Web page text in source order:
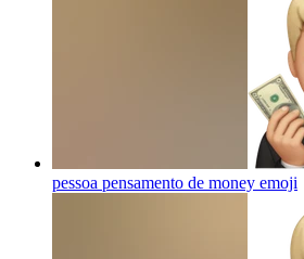
pessoa pensamento de money emoji